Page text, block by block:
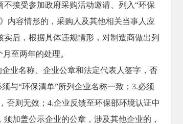
接受参加政府采购活动邀请、列入“环保
内容情形的，采购人及其他相关当事人应
后，根据具体违规情形，对制造商做出列
至两年的处理。
名称、企业公章和法定代表人签字，否
与“环保清单”所列企业名称一致；3.必须
否则无效；4.企业反馈至环保部环境认证中
加盖公示企业的公章，涉及其他企业的，